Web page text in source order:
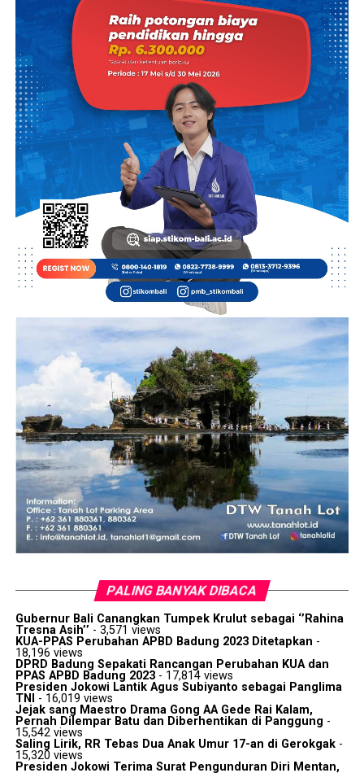
PALING BANYAK DIBACA
Gubernur Bali Canangkan Tumpek Krulut sebagai ‘’Rahina
Tresna Asih’’ - 3,571 views
KUA-PPAS Perubahan APBD Badung 2023 Ditetapkan -
18,196 views
DPRD Badung Sepakati Rancangan Perubahan KUA dan
PPAS APBD Badung 2023- 17,814 views
Presiden Jokowi Lantik Agus Subiyanto sebagai Panglima
TNI
- 16,019 views
Jejak sang Maestro Drama Gong AA Gede Rai Kalam,
Pernah Dilempar Batu dan Diberhentikan di Panggung -
15,542 views
Saling Lirik, RR Tebas Dua Anak Umur 17-an di Gerokgak-
15,320 views
Presiden Jokowi Terima Surat Pengunduran Diri Mentan,